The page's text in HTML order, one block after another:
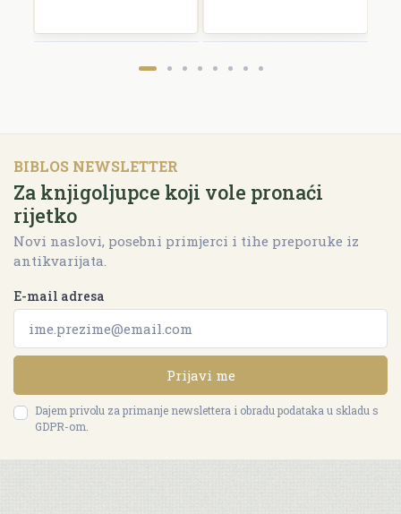
BIBLOS NEWSLETTER
Za knjigoljupce koji vole pronaći
rijetko
Novi naslovi, posebni primjerci i tihe preporuke iz
antikvarijata.
E-mail adresa
Prijavi me
Dajem privolu za primanje newslettera i obradu podataka u skladu s
GDPR-om.